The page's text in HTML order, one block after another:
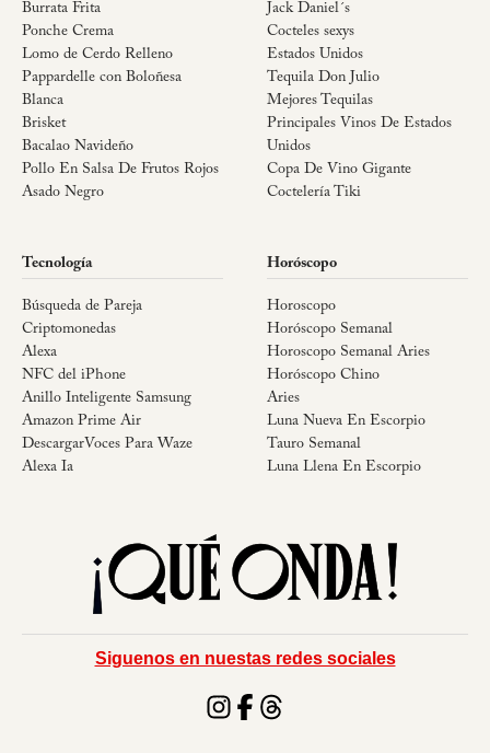
Burrata Frita
Ponche Crema
Lomo de Cerdo Relleno
Pappardelle con Boloñesa
Blanca
Brisket
Bacalao Navideño
Pollo En Salsa De Frutos Rojos
Asado Negro
Jack Daniel´s
Cocteles sexys
Estados Unidos
Tequila Don Julio
Mejores Tequilas
Principales Vinos De Estados
Unidos
Copa De Vino Gigante
Coctelería Tiki
Tecnología
Búsqueda de Pareja
Criptomonedas
Alexa
NFC del iPhone
Anillo Inteligente Samsung
Amazon Prime Air
DescargarVoces Para Waze
Alexa Ia
Horóscopo
Horoscopo
Horóscopo Semanal
Horoscopo Semanal Aries
Horóscopo Chino
Aries
Luna Nueva En Escorpio
Tauro Semanal
Luna Llena En Escorpio
Siguenos en nuestas redes sociales